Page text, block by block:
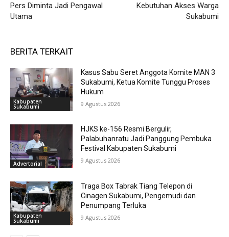
Pers Diminta Jadi Pengawal
Utama
Kebutuhan Akses Warga
Sukabumi
BERITA TERKAIT
Kabupaten
Sukabumi
Kasus Sabu Seret Anggota Komite MAN 3
Sukabumi, Ketua Komite Tunggu Proses
Hukum
9 Agustus 2026
Advertorial
HJKS ke-156 Resmi Bergulir,
Palabuhanratu Jadi Panggung Pembuka
Festival Kabupaten Sukabumi
9 Agustus 2026
Kabupaten
Sukabumi
Traga Box Tabrak Tiang Telepon di
Cinagen Sukabumi, Pengemudi dan
Penumpang Terluka
9 Agustus 2026